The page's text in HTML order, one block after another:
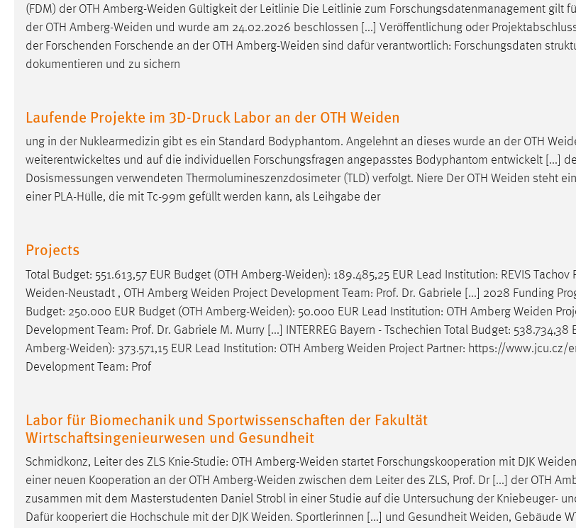
(FDM) der OTH Amberg-Weiden Gültigkeit der Leitlinie Die Leitlinie zum Forschungsdatenmanagement gilt
der OTH Amberg-Weiden und wurde am 24.02.2026 beschlossen [...] Veröffentlichung oder
der Forschenden Forschende an der OTH Amberg-Weiden sind dafür verantwortlich: Forschungsdaten
dokumentieren und zu sichern
Laufende Projekte im 3D-Druck Labor an der OTH Weiden
ung in der Nuklearmedizin gibt es ein Standard Bodyphantom. Angelehnt an dieses wurde an der OTH
weiterentwickeltes und auf die individuellen Forschungsfragen angepasstes Bodyphantom entwickelt [...]
Dosismessungen verwendeten Thermolumineszenzdosimeter (TLD) verfolgt. Niere Der OTH Weiden steht
einer PLA-Hülle, die mit Tc-99m gefüllt werden kann, als Leihgabe der
Projects
Total Budget: 551.613,57 EUR Budget (OTH Amberg-Weiden): 189.485,25 EUR Lead Institution: REVIS Tachov
Weiden-Neustadt , OTH Amberg Weiden Project Development Team: Prof. Dr. Gabriele [...] 2028 Funding
Budget: 250.000 EUR Budget (OTH Amberg-Weiden): 50.000 EUR Lead Institution: OTH Amberg Weiden
Development Team: Prof. Dr. Gabriele M. Murry [...] INTERREG Bayern - Tschechien Total Budget: 538.734,38
Amberg-Weiden): 373.571,15 EUR Lead Institution: OTH Amberg Weiden Project Partner: https://www.jcu.cz/
Development Team: Prof
Labor für Biomechanik und Sportwissenschaften der Fakultät
Wirtschaftsingenieurwesen und Gesundheit
Schmidkonz, Leiter des ZLS Knie-Studie: OTH Amberg-Weiden startet Forschungskooperation mit DJK Weiden
einer neuen Kooperation an der OTH Amberg-Weiden zwischen dem Leiter des ZLS, Prof. Dr [...] der OTH
zusammen mit dem Masterstudenten Daniel Strobl in einer Studie auf die Untersuchung der Kniebeuger-
Dafür kooperiert die Hochschule mit der DJK Weiden. Sportlerinnen [...] und Gesundheit Weiden, Gebäude
5e9dbeb1811c0446
Zweck:
Wird benötigt um die Chatfunktion
nutzen zu können.
Jahre, MIBEW_UserID = 1 Jahr
Login
Name: fe_user, be_user, be_lastLoginProvider
Cookie Laufzeit:
STATISTIK
Statistik Cookies erfassen Informationen anonym.
Diese Informationen helfen uns zu verstehen, wie
unsere Besucher unsere Website nutzen.
Name: _pk_ref, _pk_cvar, _pk_id, _pk_ses
Zweck: Zugriffsstatistik
Cookie Laufzeit: